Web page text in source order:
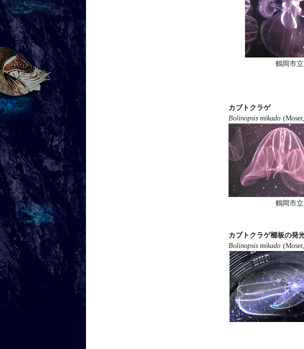
鶴岡市
カブトクラゲ
Bolinopsis mikado
鶴岡市
カブトクラゲ櫛板の発
Bolinopsis mikado